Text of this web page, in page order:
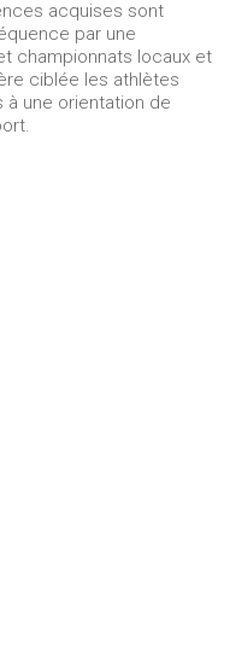
acquises sont
par une
championnats locaux et
ciblée les athlètes
une orientation de